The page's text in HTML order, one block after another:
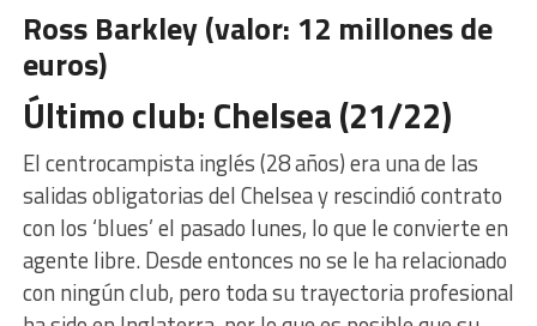
Ross Barkley (valor: 12 millones de
euros)
Último club: Chelsea (21/22)
El centrocampista inglés (28 años) era una de las
salidas obligatorias del Chelsea y rescindió contrato
con los ‘blues’ el pasado lunes, lo que le convierte en
agente libre. Desde entonces no se le ha relacionado
con ningún club, pero toda su trayectoria profesional